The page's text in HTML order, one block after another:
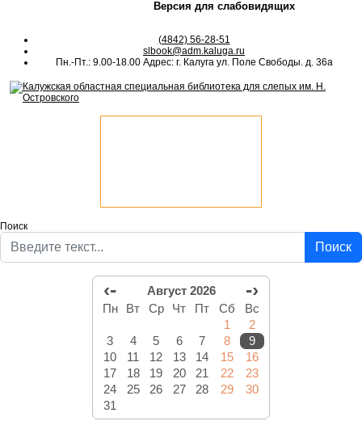
Версия для слабовидящих
(4842) 56-28-51
slbook@adm.kaluga.ru
Пн.-Пт.: 9.00-18.00 Адрес: г. Калуга ул. Поле Свободы. д. 36а
Поиск
Поиск
‹- Август 2026 -›
Пн Вт Ср Чт Пт Сб
Вс
1
2
3
4 5 6 7 8
9
10
11 12 13 14 15
16
17
18 19 20 21 22
23
24
25 26 27 28 29
30
31